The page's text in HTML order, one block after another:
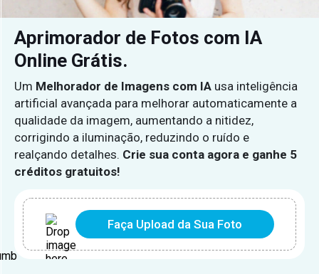
Aprimorador de Fotos com IA
Online Grátis.
Um Melhorador de Imagens com IA usa inteligência
artificial avançada para melhorar automaticamente a
qualidade da imagem, aumentando a nitidez,
corrigindo a iluminação, reduzindo o ruído e
realçando detalhes. Crie sua conta agora e ganhe 5
créditos gratuitos!
Faça Upload da Sua Foto